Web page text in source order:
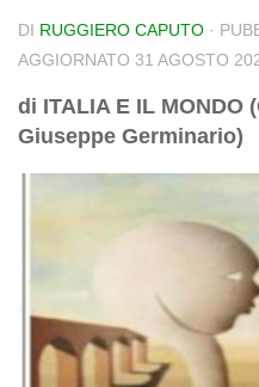
DI RUGGIERO CAPUTO ·
AGGIORNATO 31 AGOSTO
di ITALIA E IL MONDO
Giuseppe Germinario)